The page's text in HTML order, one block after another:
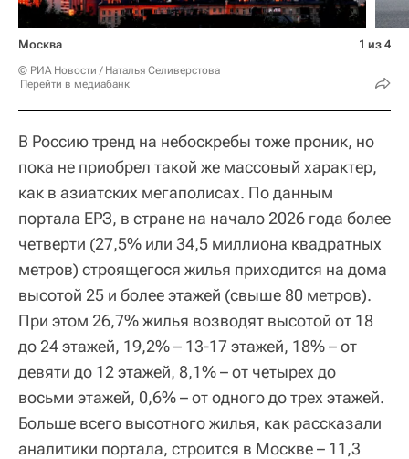
Москва
© РИА Новости / Наталья Селиверстова
Перейти в медиабанк
1 из 4
В Россию тренд на небоскребы тоже проник, но
пока не приобрел такой же массовый характер,
как в азиатских мегаполисах. По данным
портала ЕРЗ, в стране на начало 2026 года более
четверти (27,5% или 34,5 миллиона квадратных
метров) строящегося жилья приходится на дома
высотой 25 и более этажей (свыше 80 метров).
При этом 26,7% жилья возводят высотой от 18
до 24 этажей, 19,2% – 13-17 этажей, 18% – от
девяти до 12 этажей, 8,1% – от четырех до
восьми этажей, 0,6% – от одного до трех этажей.
Больше всего высотного жилья, как рассказали
аналитики портала, строится в Москве – 11,3